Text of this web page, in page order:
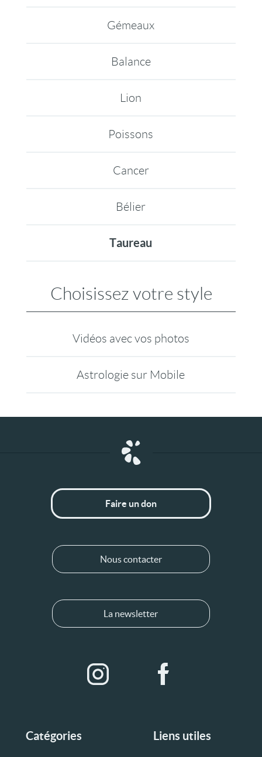
Gémeaux
Balance
Lion
Poissons
Cancer
Bélier
Taureau
Choisissez votre style
Vidéos avec vos photos
Astrologie sur Mobile
Catégories Liens utiles
Faire un don
Nous contacter
La newsletter